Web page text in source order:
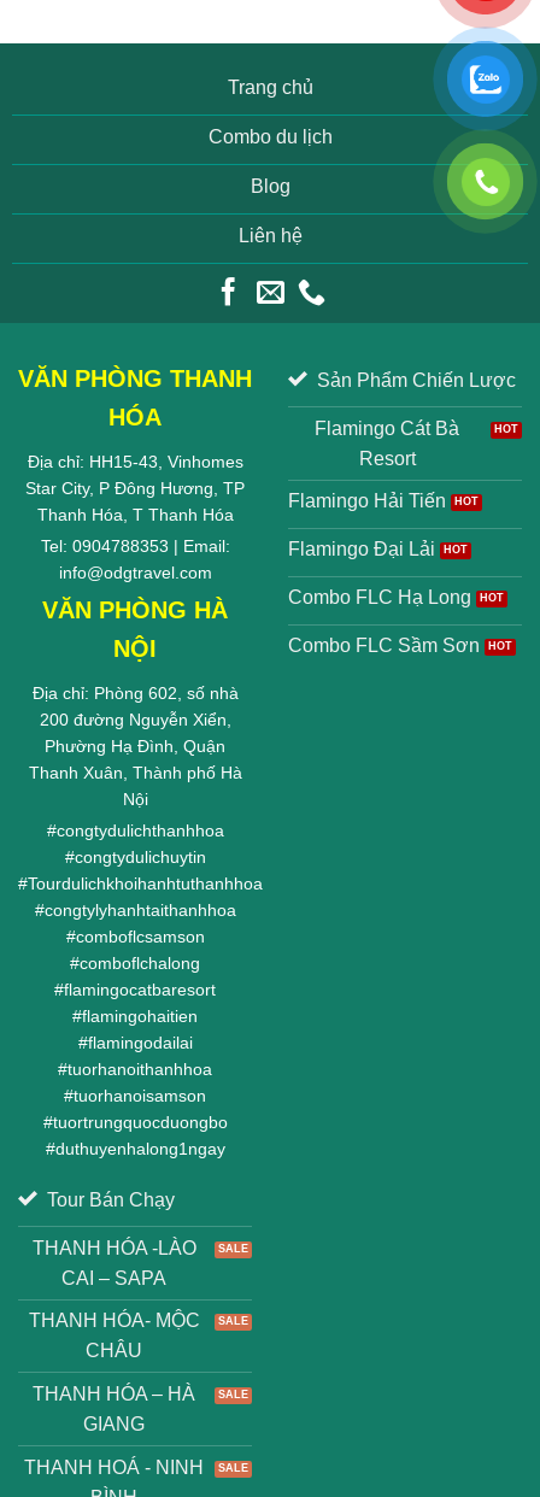
Trang chủ
Combo du lịch
Blog
Liên hệ
VĂN PHÒNG THANH
HÓA
Địa chỉ: HH15-43, Vinhomes
Star City, P Đông Hương, TP
Thanh Hóa, T Thanh Hóa
Tel: 0904788353 | Email:
info@odgtravel.com
VĂN PHÒNG HÀ
NỘI
Địa chỉ: Phòng 602, số nhà
200 đường Nguyễn Xiển,
Phường Hạ Đình, Quận
Thanh Xuân, Thành phố Hà
Nội
#congtydulichthanhhoa
#congtydulichuytin
#Tourdulichkhoihanhtuthanhhoa
#congtylyhanhtaithanhhoa
#comboflcsamson
#comboflchalong
#flamingocatbaresort
#flamingohaitien
#flamingodailai
#tuorhanoithanhhoa
#tuorhanoisamson
#tuortrungquocduongbo
#duthuyenhalong1ngay
Sản Phẩm Chiến Lược
Flamingo Cát Bà
Resort
Flamingo Hải Tiến
Flamingo Đại Lải
Combo FLC Hạ Long
Combo FLC Sầm Sơn
Tour Bán Chạy
THANH HÓA -LÀO
CAI – SAPA
THANH HÓA- MỘC
CHÂU
THANH HÓA – HÀ
GIANG
THANH HOÁ - NINH